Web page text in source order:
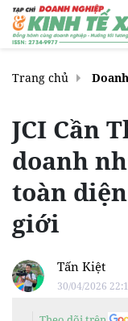
Trang chủ
JCI Cần
doanh
toàn
giới
Tấn Kiệt
30/04/2026